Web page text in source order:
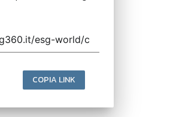
COPIA LINK